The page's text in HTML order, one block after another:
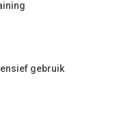
gebruik